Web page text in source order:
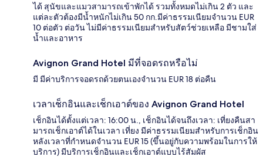
ได้ สุนัขและแมวสามารถเข้าพักได้ รวมทั้งหมดไม่เกิน 2 ตัว และ
แต่ละตัวต้องมีน้ำหนักไม่เกิน 50 กก.มีค่าธรรมเนียมจำนวน EUR
10 ต่อตัว ต่อวัน ไม่มีค่าธรรมเนียมสำหรับสัตว์ช่วยเหลือ มีชามใส่
น้ำและอาหาร
Avignon Grand Hotel มีที่จอดรถหรือไม่
มี มีค่าบริการจอดรถด้วยตนเองจำนวน EUR 18 ต่อคืน
เวลาเช็กอินและเช็กเอาต์ของ Avignon Grand Hotel
เช็กอินได้ตั้งแต่เวลา: 16:00 น., เช็กอินได้จนถึงเวลา: เที่ยงคืนสา
มารถเช็กเอาต์ได้ในเวลา เที่ยง มีค่าธรรมเนียมสำหรับการเช็กอิน
หลังเวลาที่กำหนดจำนวน EUR 15 (ขึ้นอยู่กับความพร้อมในการให้
บริการ) มีบริการเช็กอินและเช็กเอาต์แบบไร้สัมผัส